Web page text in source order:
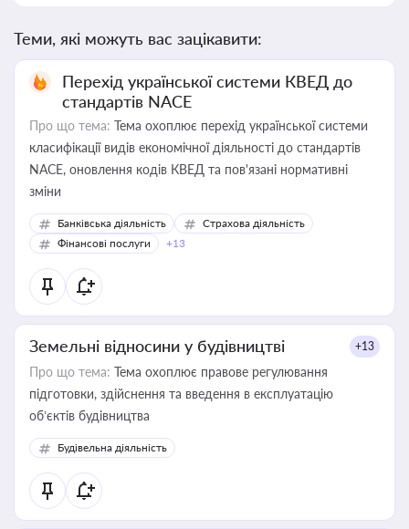
Теми, які можуть вас зацікавити:
Перехід української системи КВЕД до
стандартів NACE
Про що тема: Тема охоплює перехід української системи
класифікації видів економічної діяльності до стандартів
NACE, оновлення кодів КВЕД та пов'язані нормативні
зміни
Банківська діяльність
Страхова діяльність
Фінансові послуги
+13
Земельні відносини у будівництві +13
Про що тема: Тема охоплює правове регулювання
підготовки, здійснення та введення в експлуатацію
об’єктів будівництва
Будівельна діяльність